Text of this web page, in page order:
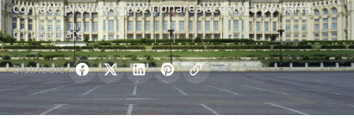
contact, precum și poziționarea acestora pe hartă.
61 rezultate
Distribuie: